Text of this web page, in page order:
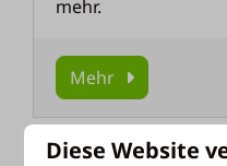
mehr.
Mehr
Diese Website